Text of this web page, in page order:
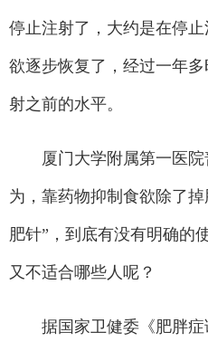
停止注射了，大约是在停
欲逐步恢复了，经过一年
射之前的水平。
厦门大学附属第一医院
为，靠药物抑制食欲除了
肥针”，到底有没有明确的
又不适合哪些人呢？
据国家卫健委《肥胖症